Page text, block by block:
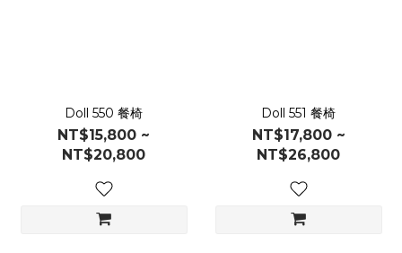
Doll 550 餐椅
NT$15,800 ~
NT$20,800
Doll 551 餐椅
NT$17,800 ~
NT$26,800